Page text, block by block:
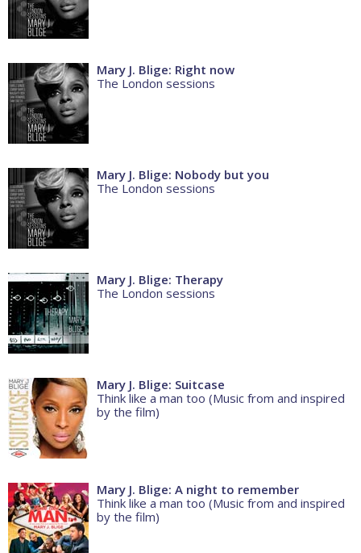
Mary J. Blige: Right now
The London sessions
Mary J. Blige: Nobody but you
The London sessions
Mary J. Blige: Therapy
The London sessions
Mary J. Blige: Suitcase
Think like a man too (Music from and inspired
by the film)
Mary J. Blige: A night to remember
Think like a man too (Music from and inspired
by the film)